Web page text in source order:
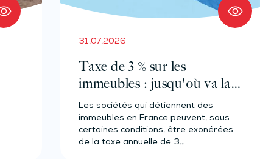
31.07.2026
Taxe de 3 % sur les
immeubles : jusqu'où va la
tolérance de
l'administration ?
Les sociétés qui détiennent des
immeubles en France peuvent, sous
certaines conditions, être exonérées
de la taxe annuelle de 3…